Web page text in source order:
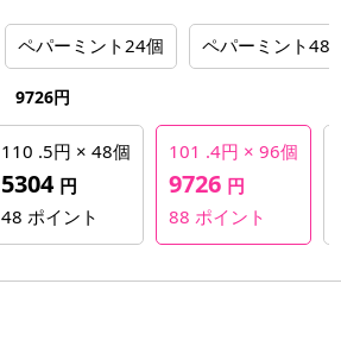
ペパーミント24個 ペパーミント48
9726円
110 .5円 × 48個
5304 円
48 ポイント
101 .4円 × 96個
9726 円
88 ポイント